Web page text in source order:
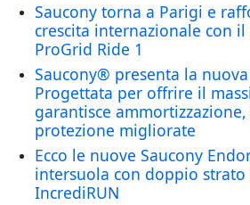
Saucony torna a Parigi e
crescita internazionale con
ProGrid Ride 1
Saucony® presenta la
Progettata per offrire il
garantisce
protezione migliorate
Ecco le nuove Saucony
intersuola con doppio strato
IncrediRUN